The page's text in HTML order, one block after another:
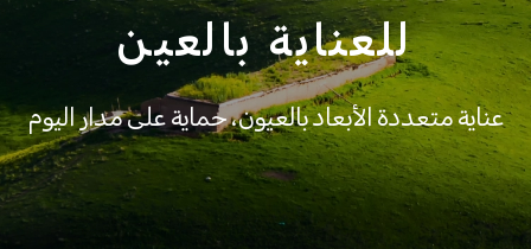
للعناية بالعين
عناية متعددة الأبعاد بالعيون، حماية على مدار اليوم